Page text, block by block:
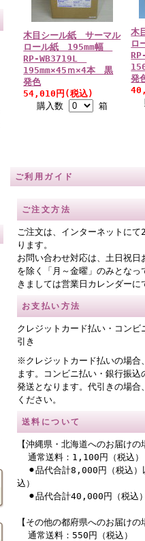
木目シール紙 サーマル
ロール紙 195mm幅
RP-WB3719L
195mm×45ｍ×4本 黒
発色
54,010円(税込)
購入数
箱
木
ロ
発
ご利用ガイド
ご注文方法
ご注文は、インターネットに
ります。
お問い合わせ対応は、土日祝日
を除く「月～金曜」のみとなっ
きましては営業日カレンダーに
お支払い方法
クレジットカード払い・コンビ
引き
※クレジットカード払いの場合
ます。コンビニ払い・銀行振
発送となります。代引きの場合
ください。
送料について
【沖縄県・北海道へのお届けの
通常送料：1,100円（税込）
⚫︎品代合計8,000円（税込）
込）
⚫︎品代合計40,000円（税込
【その他の都府県へのお届けの
通常送料：550円（税込）